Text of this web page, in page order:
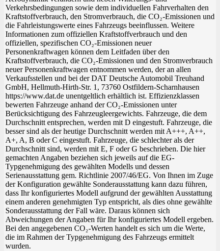
Verkehrsbedingungen sowie dem individuellen Fahrverhalten den
Kraftstoffverbrauch, den Stromverbrauch, die CO₂-Emissionen und
die Fahrleistungswerte eines Fahrzeugs beeinflussen. Weitere
Informationen zum offiziellen Kraftstoffverbrauch und den
offiziellen, spezifischen CO₂-Emissionen neuer
Personenkraftwagen können dem Leitfaden über den
Kraftstoffverbrauch, die CO₂-Emissionen und den Stromverbrauch
neuer Personenkraftwagen entnommen werden, der an allen
Verkaufsstellen und bei der DAT Deutsche Automobil Treuhand
GmbH, Hellmuth-Hirth-Str. 1, 73760 Ostfildern-Scharnhausen
https://www.dat.de unentgeltlich erhältlich ist. Effizienzklassen
bewerten Fahrzeuge anhand der CO₂-Emissionen unter
Berücksichtigung des Fahrzeugleergewichts. Fahrzeuge, die dem
Durchschnitt entsprechen, werden mit D eingestuft. Fahrzeuge, die
besser sind als der heutige Durchschnitt werden mit A+++, A++,
A+, A, B oder C eingestuft. Fahrzeuge, die schlechter als der
Durchschnitt sind, werden mit E, F oder G beschrieben. Die hier
gemachten Angaben beziehen sich jeweils auf die EG-
Typgenehmigung des gewählten Modells und dessen
Serienausstattung gem. Richtlinie 2007/46/EG. Von Ihnen im Zuge
der Konfiguration gewählte Sonderausstattung kann dazu führen,
dass Ihr konfiguriertes Modell aufgrund der gewählten Ausstattung
einem anderen genehmigten Typ entspricht, als dies ohne gewählte
Sonderausstattung der Fall wäre. Daraus können sich
Abweichungen der Angaben für Ihr konfiguriertes Modell ergeben.
Bei den angegebenen CO₂-Werten handelt es sich um die Werte,
die im Rahmen der Typgenehmigung des Fahrzeugs ermittelt
wurden.